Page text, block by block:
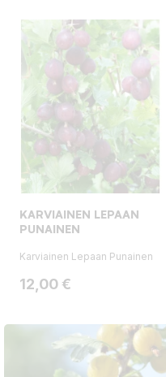
KARVIAINEN LEPAAN
PUNAINEN
Karviainen Lepaan Punainen
Hinta
12,00 €